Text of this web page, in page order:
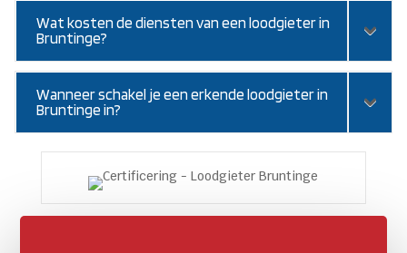
Wat kosten de diensten van een loodgieter in
Bruntinge?
Wanneer schakel je een erkende loodgieter in
Bruntinge in?